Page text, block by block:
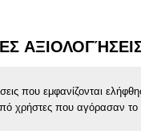
που εμφανίζονται
χρήστες που αγόρασαν το